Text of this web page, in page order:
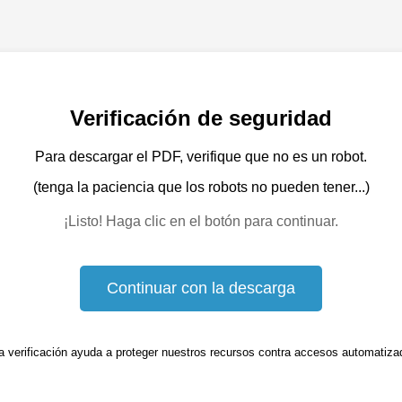
Verificación de seguridad
Para descargar el PDF, verifique que no es un robot.
(tenga la paciencia que los robots no pueden tener...)
¡Listo! Haga clic en el botón para continuar.
Continuar con la descarga
verificación ayuda a proteger nuestros recursos contra accesos